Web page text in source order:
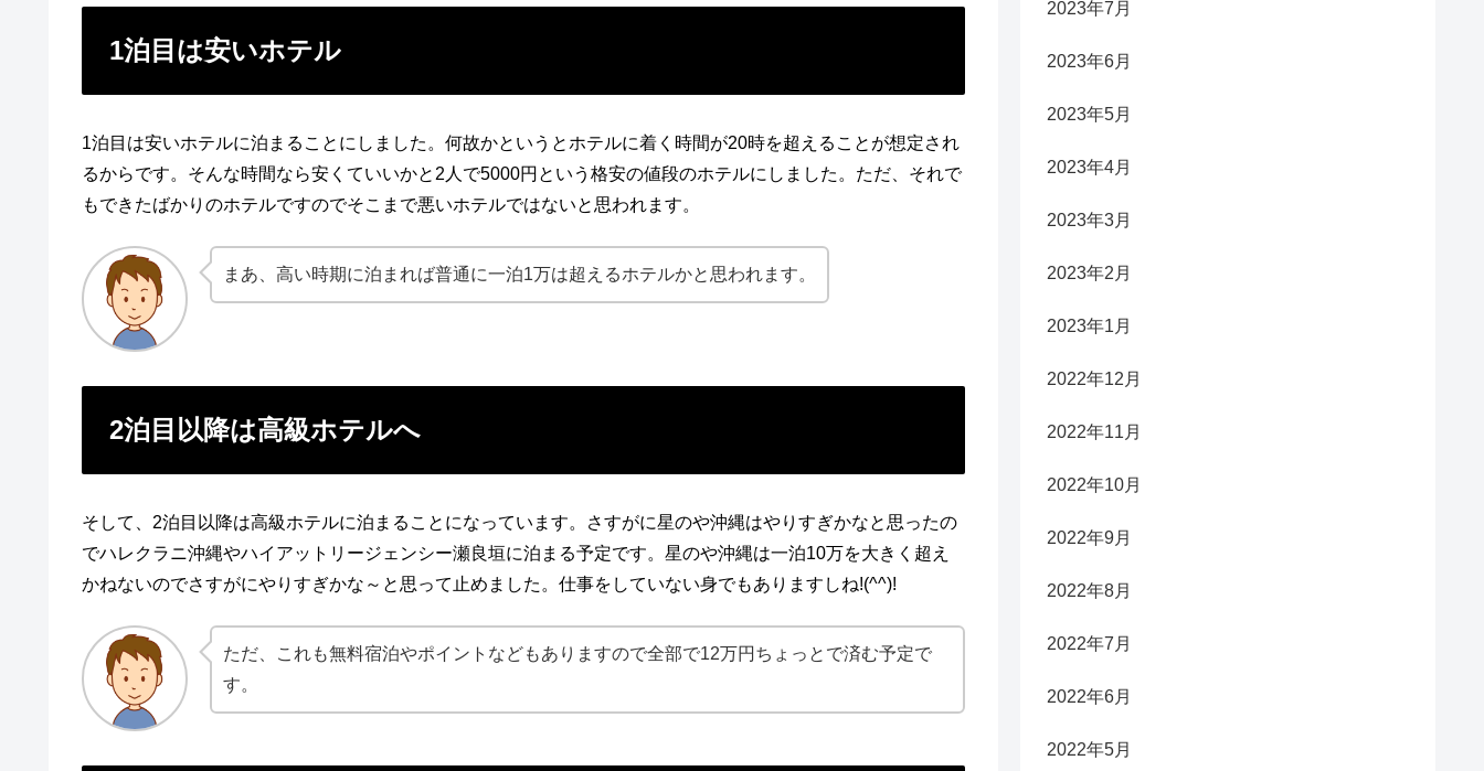
1泊目は安いホテル
1泊目は安いホテルに泊まることにしました。何故かというとホテルに着く時間が20時を超えることが想定され
るからです。そんな時間なら安くていいかと2人で5000円という格安の値段のホテルにしました。ただ、それで
もできたばかりのホテルですのでそこまで悪いホテルではないと思われます。
まあ、高い時期に泊まれば普通に一泊1万は超えるホテルかと思われます。
2泊目以降は高級ホテルへ
そして、2泊目以降は高級ホテルに泊まることになっています。さすがに星のや沖縄はやりすぎかなと思ったの
でハレクラニ沖縄やハイアットリージェンシー瀬良垣に泊まる予定です。星のや沖縄は一泊10万を大きく超え
かねないのでさすがにやりすぎかな～と思って止めました。仕事をしていない身でもありますしね!(^^)!
ただ、これも無料宿泊やポイントなどもありますので全部で12万円ちょっとで済む予定で
す。
2023年7月
2023年6月
2023年5月
2023年4月
2023年3月
2023年2月
2023年1月
2022年12月
2022年11月
2022年10月
2022年9月
2022年8月
2022年7月
2022年6月
2022年5月